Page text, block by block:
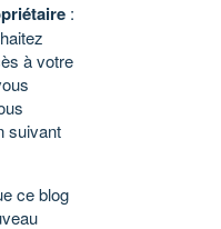
:
à votre
suivant
ce blog